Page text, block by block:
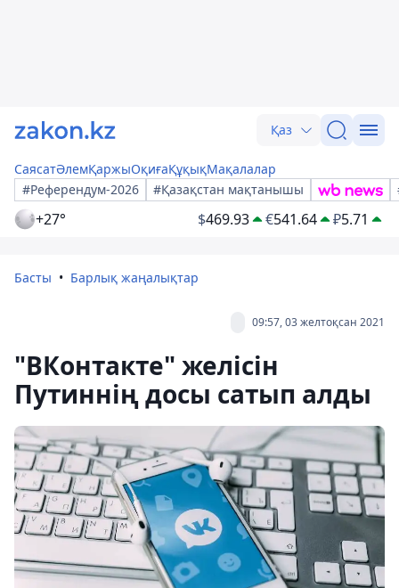
Қаз
СаясатӘлемҚаржыОқиғаҚұқықМақалалар
#Референдум-2026
#Қазақстан мақтанышы
+27° $469.93 €541.64 ₽5.71
Басты Барлық жаңалықтар
09:57, 03 желтоқсан 2021
"ВКонтакте" желісін
Путиннің досы сатып алды